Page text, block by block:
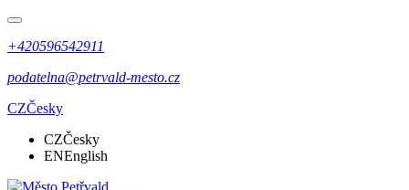
+420596542911
podatelna@petrvald-mesto.cz
CZČesky
CZČesky
ENEnglish